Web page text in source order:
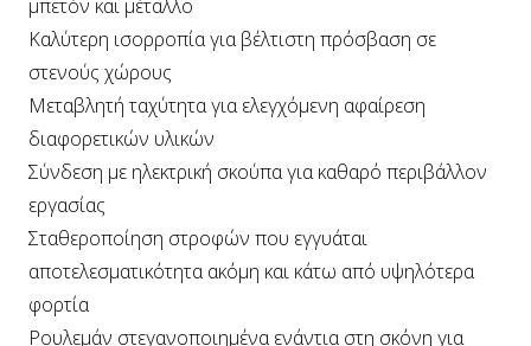
μπετόν και μέταλλο
Καλύτερη ισορροπία για βέλτιστη πρόσβαση σε
στενούς χώρους
Μεταβλητή ταχύτητα για ελεγχόμενη αφαίρεση
διαφορετικών υλικών
Σύνδεση με ηλεκτρική σκούπα για καθαρό περιβάλλον
εργασίας
Σταθεροποίηση στροφών που εγγυάται
αποτελεσματικότητα ακόμη και κάτω από υψηλότερα
φορτία
Ρουλεμάν στεγανοποιημένα ενάντια στη σκόνη για